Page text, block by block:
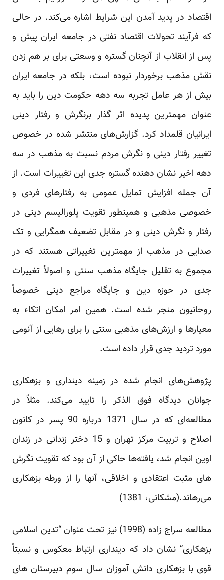
اقتصاد در پدید آمدن این شرایط اشاره می‌‌کند. در حالی
که فرآیند تحولات اقتصاد نفتی در جامعه ایران پیش و
پس از انقلاب از آنچنان گستره و وسعتی برای بر هم زدن
نقش مذهب برخوردار نبوده است، بلکه در جامعه ایران
بیش از هر عامل تجربه سه دهه حکومت دین را باید به
عنوان مهمترین پدیده اثر گذار برنگرش و رفتار دینی
ایرانیان قلمداد کرد. گزارش‌های منتشر شده در خصوص
تغییر رفتار دینی و نگرش مردم نسبت به مذهب در سه
دهه اخیر نشان دهنده گستره جدی این تغییرات است. از
آن جمله افزایش تمایل عمومی به رفتارهای فردی و
خصوصی مذهبی و همینطور تقویت پلورالیسم دینی در
رفتار و نگرش دینی و در مقابل تضعیف همگرایی و تک
صدایی در مذهب از مهمترین تغییراتی هستند که در
مجموع به تقلیل جایگاه مذهب سنتی و اصولاً تغییرات
جدی در حوزه دین و جایگاه مراجع دینی خصوصاً
روحانیون منجر شده است. همین امر امکان اتکاء به
معیارها و ارزش‌های مذهبی سنتی را برای رهایی از آنومی
مورد تردید جدی قرار داده است.
پژوهش‌های انجام شده در زمینه دینداری و بزهکاری
جوانان دیدگاه فوق الذکر را تایید می‌کند. مثلاً در
مطالعه‌ای که در سال 1371 درباره 90 پسر در کانون
اصلاح و تربیت مرکز تهران و 15 دختر زندانی در زندان
اوین انجام شد، یافته‌ها حاکی از آن بود که تقویت نگرش
های مثبت اعتقادی و اخلاقی، آنها را از ورطه بزهکاری
می‌رهاند.(مشکانی، 1381)
مطالعه سراج زاده (1998) نیز تحت عنوان “تدین اسلامی
بزهکاری” نشان داد که دینداری ارتباط معکوس و نسبتاً
قوی با بزهکاری دانش آموزان سال سوم دبیرستان های